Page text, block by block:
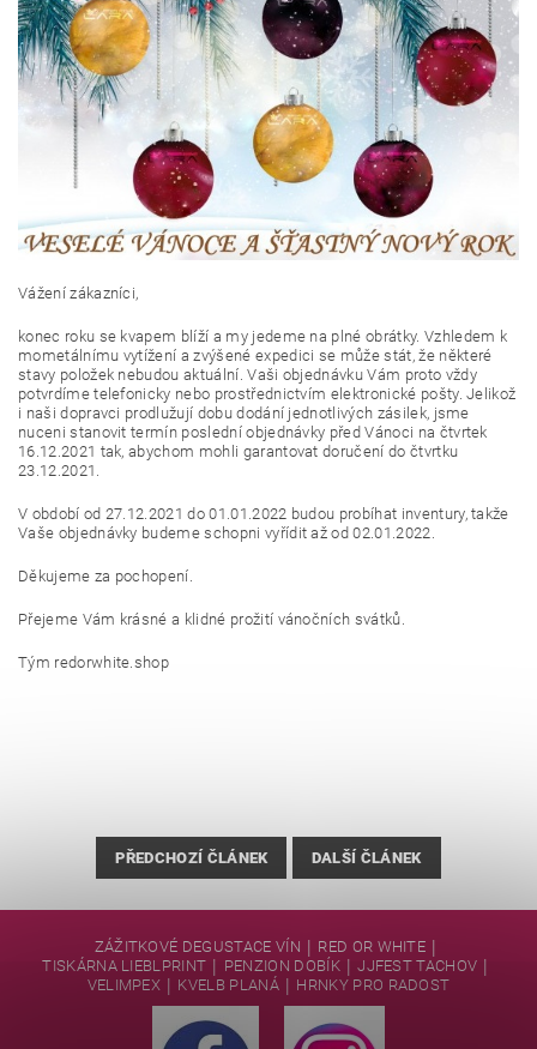
Vážení zákazníci,
konec roku se kvapem blíží a my jedeme na plné obrátky. Vzhledem k
mometálnímu vytížení a zvýšené expedici se může stát, že některé
stavy položek nebudou aktuální. Vaši objednávku Vám proto vždy
potvrdíme telefonicky nebo prostřednictvím elektronické pošty. Jelikož
i naši dopravci prodlužují dobu dodání jednotlivých zásilek, jsme
nuceni stanovit termín poslední objednávky před Vánoci na čtvrtek
16.12.2021 tak, abychom mohli garantovat doručení do čtvrtku
23.12.2021.
V období od 27.12.2021 do 01.01.2022 budou probíhat inventury, takže
Vaše objednávky budeme schopni vyřídit až od 02.01.2022.
Děkujeme za pochopení.
Přejeme Vám krásné a klidné prožití vánočních svátků.
Tým redorwhite.shop
PŘEDCHOZÍ ČLÁNEK DALŠÍ ČLÁNEK
ZÁŽITKOVÉ DEGUSTACE VÍN | RED OR WHITE |
TISKÁRNA LIEBLPRINT | PENZION DOBÍK | JJFEST TACHOV |
VELIMPEX | KVELB PLANÁ | HRNKY PRO RADOST